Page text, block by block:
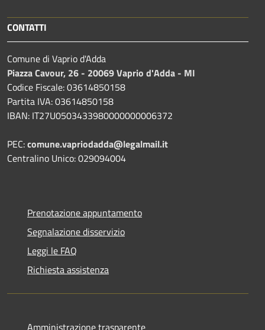
CONTATTI
Comune di Vaprio d'Adda
Piazza Cavour, 26 - 20069 Vaprio d'Adda - MI
Codice Fiscale: 03614850158
Partita IVA: 03614850158
IBAN: IT27U0503433980000000006372
PEC:comune.vapriodadda@legalmail.it
Centralino Unico: 029094004
Prenotazione appuntamento
Segnalazione disservizio
Leggi le FAQ
Richiesta assistenza